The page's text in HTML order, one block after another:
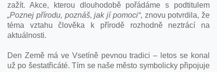
zažít. Akce, kterou dlouhodobě pořádáme s podtitulem
„Poznej přírodu, poznáš, jak jí pomoci“, znovu potvrdila, že
téma vztahu člověka k přírodě rozhodně neztrácí na
aktuálnosti.
Den Země má ve Vsetíně pevnou tradici – letos se konal
už po šestatřicáté. Tím se naše město symbolicky připojuje